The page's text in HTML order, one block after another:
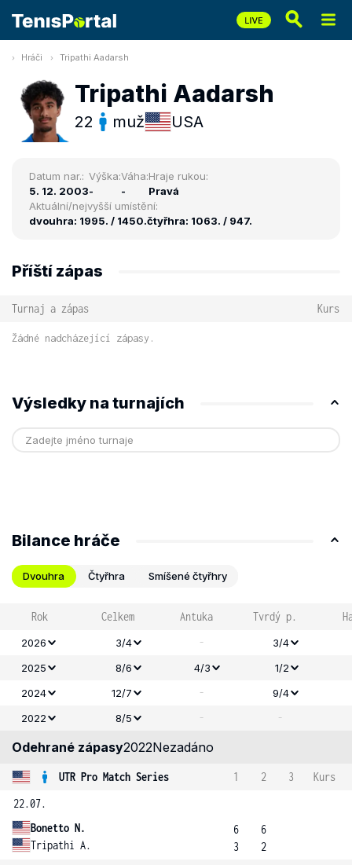
Hráči Tripathi Aadarsh
Tripathi Aadarsh
22 muž USA
Datum nar.:
5. 12. 2003
Výška:
-
Váha:
-
Hraje rukou:
Pravá
Aktuální/nejvyšší umístění:
dvouhra: 1995. / 1450.čtyřhra: 1063. / 947.
Příští zápas
Turnaj a zápas Kurs
Žádné nadcházející zápasy.
Výsledky na turnajích
Bilance hráče
Dvouhra Čtyřhra Smíšené čtyřhry
Rok Celkem Antuka Tvrdý p.
2026 3/4 -
3/4
2025
8/6 4/3
1/2
2024
12/7 -
9/4
2022
8/5 - -
Odehrané zápasy2022Nezadáno
UTR Pro Match Series 1 2 3
Kurs
22.07.
Bonetto N.
Tripathi A.
6
3
6
2